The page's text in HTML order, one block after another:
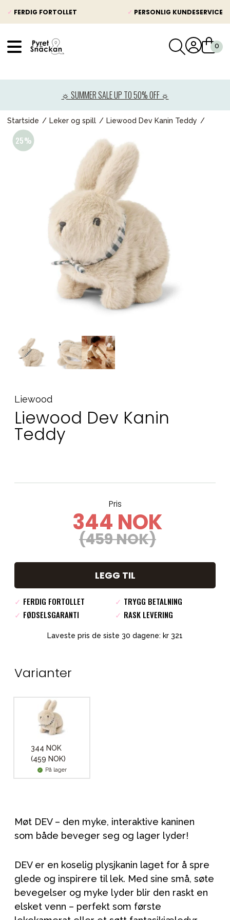
✓ FERDIG FORTOLLET ✓ PERSONLIG KUNDESERVICE
☼ SUMMER SALE UP TO 50% OFF ☼
Startside Leker og spill Liewood Dev Kanin Teddy
Liewood
Liewood Dev Kanin
Teddy
Pris
344 NOK
(459 NOK)
LEGG TIL
✓ FERDIG FORTOLLET ✓ TRYGG BETALNING
✓ FØDSELSGARANTI ✓ RASK LEVERING
Laveste pris de siste 30 dagene: kr 321
Varianter
344 NOK
(459 NOK)
På lager
Møt DEV – den myke, interaktive kaninen
som både beveger seg og lager lyder!
DEV er en koselig plysjkanin laget for å spre
glede og inspirere til lek. Med sine små, søte
bevegelser og myke lyder blir den raskt en
elsket venn – perfekt som første
Barnevogner
Bilstol
Babypakke
Barn og baby
Leker og spill
Mamma & Pappa
Møbler & seng
Tilbehør
Reservedeler
Kampanjer
Tips om gaver
Våre favoritter
Kontakt oss på